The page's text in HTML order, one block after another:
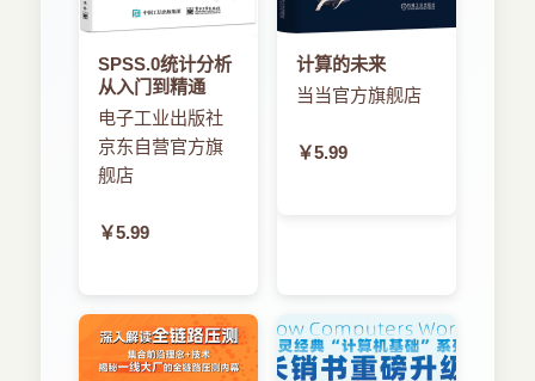
SPSS.0统计分析
从入门到精通
电子工业出版社
京东自营官方旗
舰店
￥5.99
计算的未来
当当官方旗舰店
￥5.99